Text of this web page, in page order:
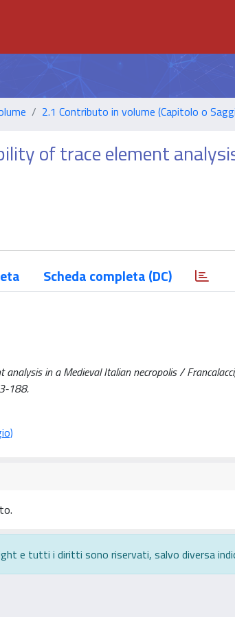
2.1 Contributo in volume (Capitolo o
of trace element
Scheda completa (DC)
in a Medieval Italian necropolis /
188.
e tutti i diritti sono riservati, salvo diversa